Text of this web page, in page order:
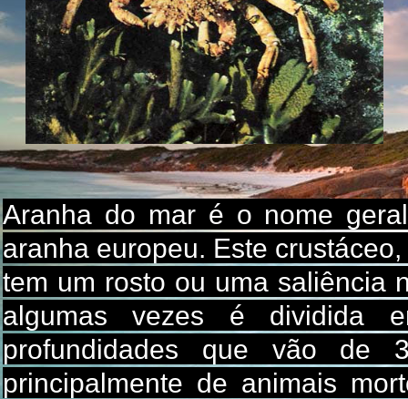
Aranha do mar é o nome
aranha europeu. Este
tem um rosto ou uma saliência
algumas vezes é dividida
profundidades que vão de
principalmente de animais